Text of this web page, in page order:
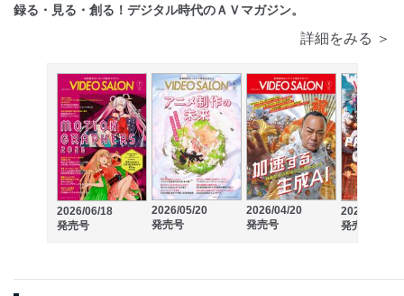
録る・見る・創る！デジタル時代のＡＶマガジン。
詳細をみる ＞
2026/06/18
発売号
2026/05/20
発売号
2026/04/20
発売号
2026/03/19
発売号